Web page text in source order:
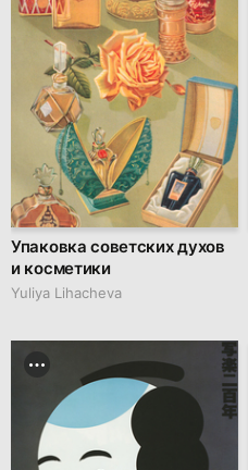
Упаковка советских духов
и косметики
Yuliya Lihacheva